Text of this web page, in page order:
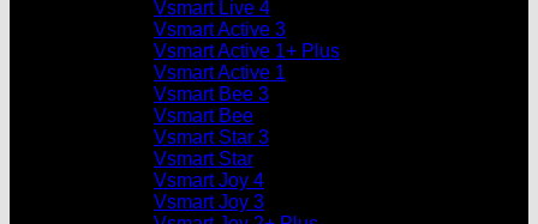
Vsmart Live 4
Vsmart Active 3
Vsmart Active 1+ Plus
Vsmart Active 1
Vsmart Bee 3
Vsmart Bee
Vsmart Star 3
Vsmart Star
Vsmart Joy 4
Vsmart Joy 3